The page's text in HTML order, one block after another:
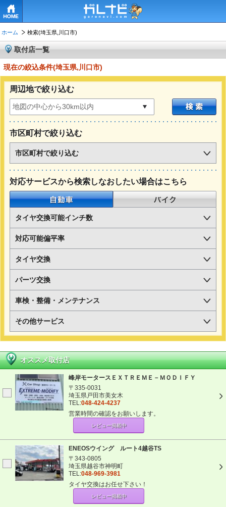
ホーム 検索(埼玉県,川口市)
取付店一覧
現在の絞込条件(埼玉県,川口市)
周辺地で絞り込む
市区町村で絞り込む
市区町村で絞り込む
対応サービスから検索しなおしたい場合はこちら
自動車
タイヤ交換可能インチ数
対応可能偏平率
タイヤ交換
パーツ交換
車検・整備・メンテナンス
その他サービス
オススメ取付店
峰岸モータースＥＸＴＲＥＭＥ－ＭＯＤＩＦＹ
〒335-0031
埼玉県戸田市美女木
TEL:048-424-4237
営業時間の確認をお願いします。
レビュー掲載中
ENEOSウイング ルート4越谷TS
〒343-0805
埼玉県越谷市神明町
TEL:048-969-3981
タイヤ交換はお任せ下さい！
レビュー掲載中